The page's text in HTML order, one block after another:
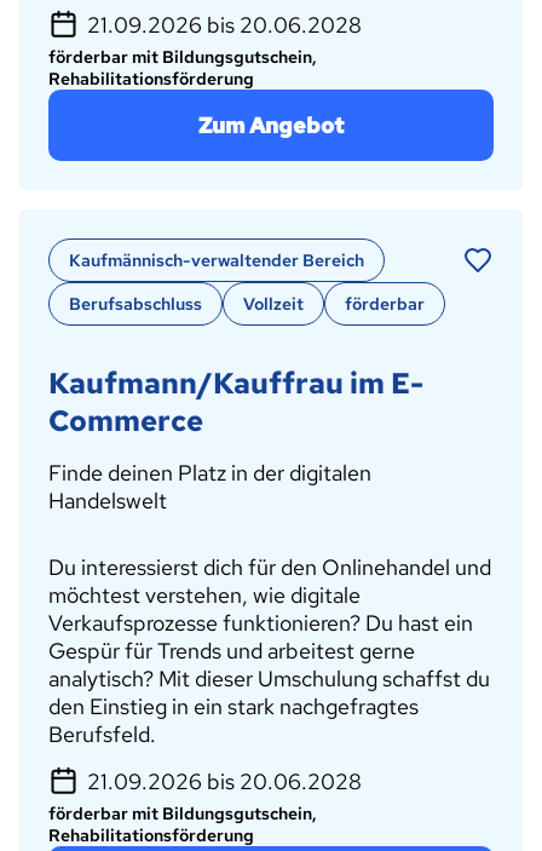
21.09.2026 bis 20.06.2028
förderbar mit Bildungsgutschein,
Rehabilitationsförderung
Zum Angebot
Kaufmännisch-verwaltender Bereich
Berufsabschluss
Vollzeit förderbar
Kaufmann/Kauffrau im E-
Commerce
Finde deinen Platz in der digitalen
Handelswelt
Du interessierst dich für den Onlinehandel und
möchtest verstehen, wie digitale
Verkaufsprozesse funktionieren? Du hast ein
Gespür für Trends und arbeitest gerne
analytisch? Mit dieser Umschulung schaffst du
den Einstieg in ein stark nachgefragtes
Berufsfeld.
21.09.2026 bis 20.06.2028
förderbar mit Bildungsgutschein,
Rehabilitationsförderung